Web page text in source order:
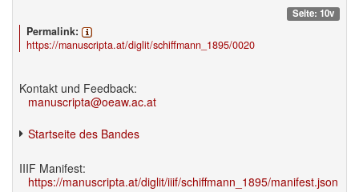
Seite: 10v
Permalink:
https://manuscripta.at/diglit/schiffmann_1895/0020
Kontakt und Feedback:
manuscripta@oeaw.ac.at
Startseite des Bandes
IIIF Manifest:
https://manuscripta.at/diglit/iiif/schiffmann_1895/manifest.json